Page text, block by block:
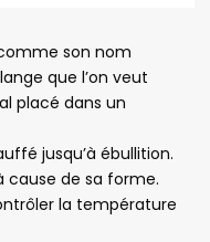
son nom
que l’on veut
placé dans un
jusqu’à ébullition.
cause de sa forme.
la température